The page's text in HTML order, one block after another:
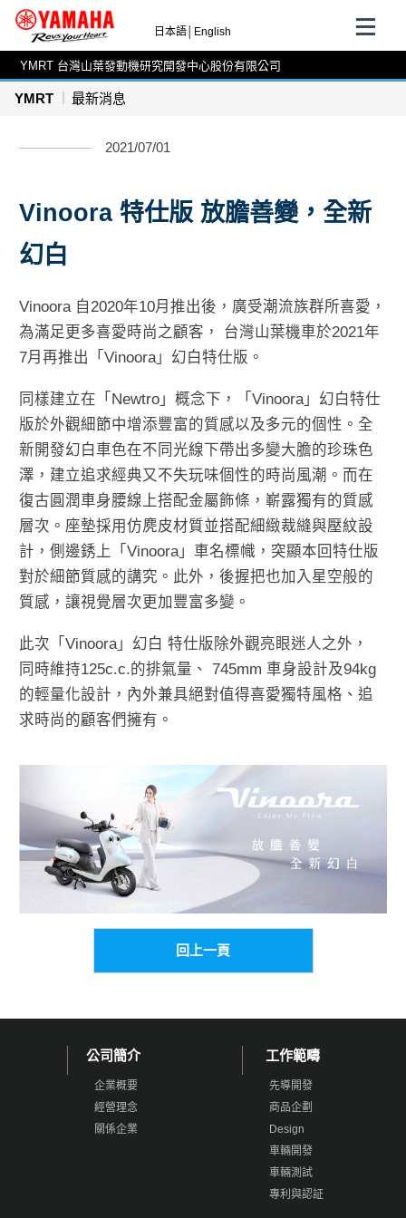
日本語 English
YMRT 台灣山葉發動機研究開發中心股份有限公司
YMRT 最新消息
2021/07/01
Vinoora 特仕版 放膽善變，全新
幻白
Vinoora 自2020年10月推出後，廣受潮流族群所喜愛，
為滿足更多喜愛時尚之顧客， 台灣山葉機車於2021年
7月再推出「Vinoora」幻白特仕版。
同樣建立在「Newtro」概念下，「Vinoora」幻白特仕
版於外觀細節中增添豐富的質感以及多元的個性。全
新開發幻白車色在不同光線下帶出多變大膽的珍珠色
澤，建立追求經典又不失玩味個性的時尚風潮。而在
復古圓潤車身腰線上搭配金屬飾條，嶄露獨有的質感
層次。座墊採用仿麂皮材質並搭配細緻裁縫與壓紋設
計，側邊銹上「Vinoora」車名標幟，突顯本回特仕版
對於細節質感的講究。此外，後握把也加入星空般的
質感，讓視覺層次更加豐富多變。
此次「Vinoora」幻白 特仕版除外觀亮眼迷人之外，
同時維持125c.c.的排氣量、 745mm 車身設計及94kg
的輕量化設計，內外兼具絕對值得喜愛獨特風格、追
求時尚的顧客們擁有。
回上一頁
公司簡介
企業概要
經營理念
關係企業
工作範疇
先導開發
商品企劃
Design
車輛開發
車輛測試
專利與認証